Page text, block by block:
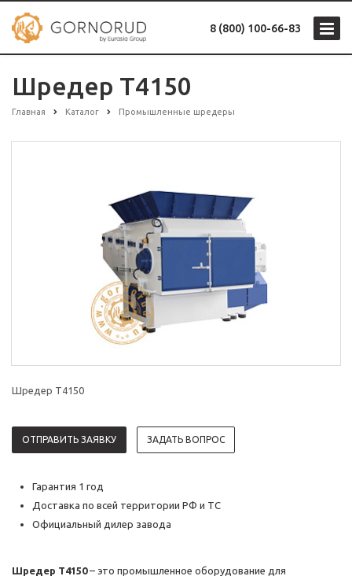
8 (800) 100-66-83
Шредер T4150
Главная Каталог Промышленные шредеры
Шредер T4150
ОТПРАВИТЬ ЗАЯВКУ ЗАДАТЬ ВОПРОС
Гарантия 1 год
Доставка по всей территории РФ и ТС
Официальный дилер завода
Шредер T4150– это промышленное оборудование для